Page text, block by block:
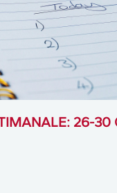
26-30